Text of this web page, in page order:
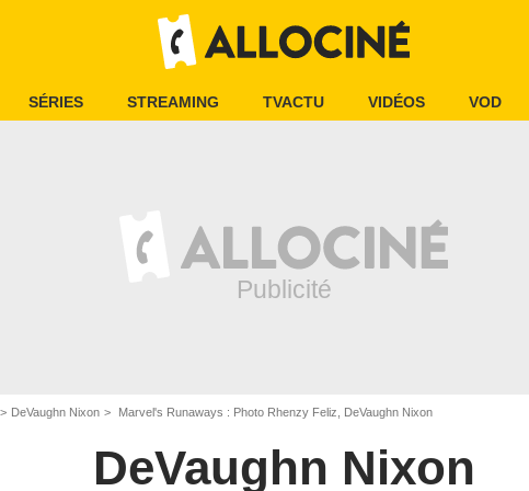
SÉRIES STREAMING TVACTU VIDÉOS VOD
DeVaughn Nixon Marvel's Runaways : Photo Rhenzy Feliz, DeVaughn Nixon
DeVaughn Nixon